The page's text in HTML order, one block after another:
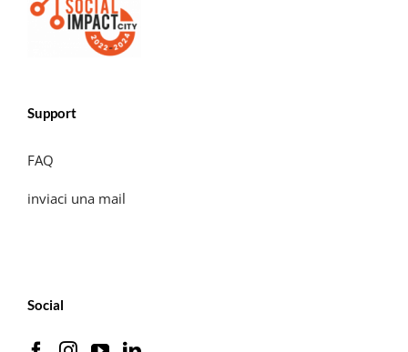
Support
FAQ
inviaci una mail
Social